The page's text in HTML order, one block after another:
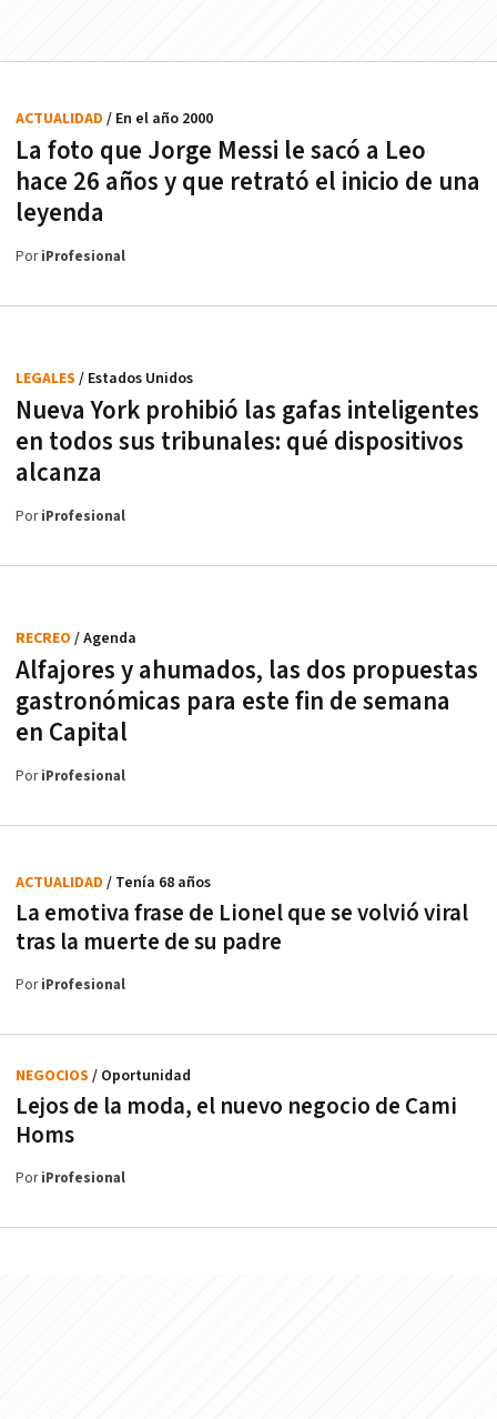
La foto que Jorge Messi le sacó a Leo
hace 26 años y que retrató el inicio de una
leyenda
ACTUALIDAD / En el año 2000
PoriProfesional
Nueva York prohibió las gafas inteligentes
en todos sus tribunales: qué dispositivos
alcanza
LEGALES / Estados Unidos
PoriProfesional
Alfajores y ahumados, las dos propuestas
gastronómicas para este fin de semana
en Capital
RECREO / Agenda
PoriProfesional
La emotiva frase de Lionel que se volvió viral
tras la muerte de su padre
ACTUALIDAD / Tenía 68 años
PoriProfesional
Lejos de la moda, el nuevo negocio de Cami
Homs
NEGOCIOS / Oportunidad
PoriProfesional